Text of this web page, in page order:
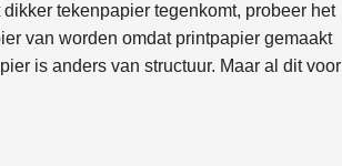
tekenpapier tegenkomt, probeer het
van worden omdat printpapier gemaakt
is anders van structuur. Maar al dit voor